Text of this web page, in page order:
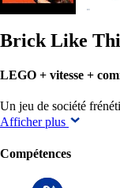
Brick Like
LEGO + vitesse +
Un jeu de société
Afficher plus
Compétences